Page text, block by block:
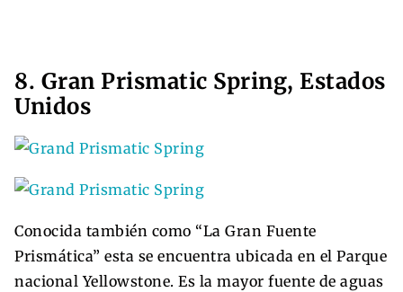
8. Gran Prismatic Spring, Estados
Unidos
Conocida también como “La Gran Fuente
Prismática” esta se encuentra ubicada en el Parque
nacional Yellowstone. Es la mayor fuente de aguas